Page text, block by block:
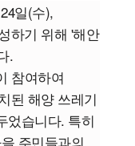
일(수),
하기 위해 '해안
.
참여하여
된 해양 쓰레기
었습니다. 특히
주민들과의